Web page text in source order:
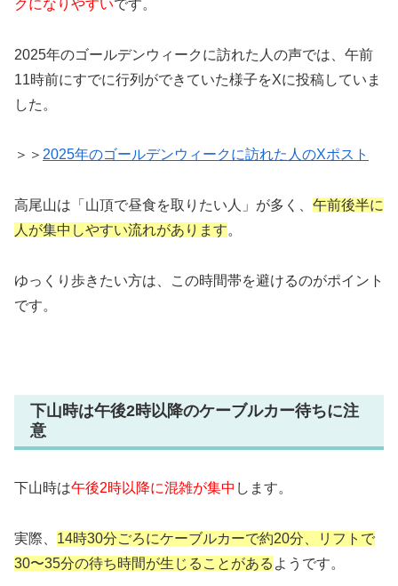
クになりやすいです。
2025年のゴールデンウィークに訪れた人の声では、午前
11時前にすでに行列ができていた様子をXに投稿していま
した。
＞＞ 2025年のゴールデンウィークに訪れた人のXポスト
高尾山は「山頂で昼食を取りたい人」が多く、 午前後半に
人が集中しやすい流れがあります。
ゆっくり歩きたい方は、この時間帯を避けるのがポイント
です。
下山時は午後2時以降のケーブルカー待ちに注
意
下山時は午後2時以降に混雑が集中 します。
実際、 14時30分ごろにケーブルカーで約20分、リフトで
30〜35分の待ち時間が生じることがある ようです。